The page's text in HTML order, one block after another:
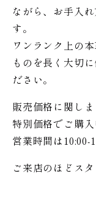
ながら、お手入
す。
ワンランク上の
ものを長く大切
ださい。
販売価格に関し
特別価格でご購
営業時間は10:00-
ご来店のほどス